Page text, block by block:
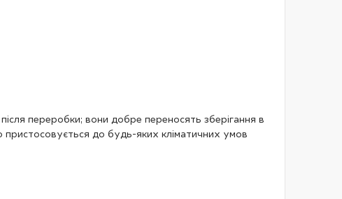
переробки; вони добре переносять зберігання в
пристосовується до будь-яких кліматичних умов